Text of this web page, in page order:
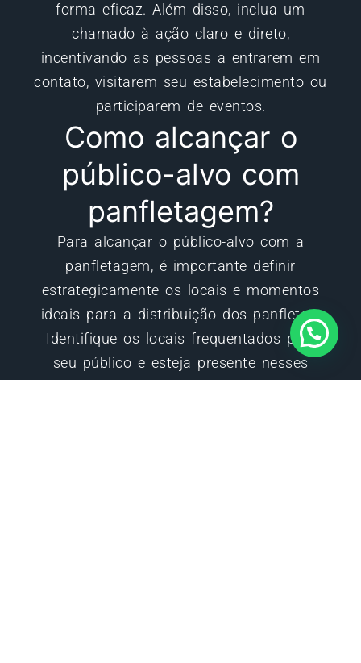
forma eficaz. Além disso, inclua um
chamado à ação claro e direto,
incentivando as pessoas a entrarem em
contato, visitarem seu estabelecimento ou
participarem de eventos.
Como alcançar o
público-alvo com
panfletagem?
Para alcançar o público-alvo com a
panfletagem, é importante definir
estrategicamente os locais e momentos
ideais para a distribuição dos panfletos.
Identifique os locais frequentados pelo
seu público e esteja presente nesses